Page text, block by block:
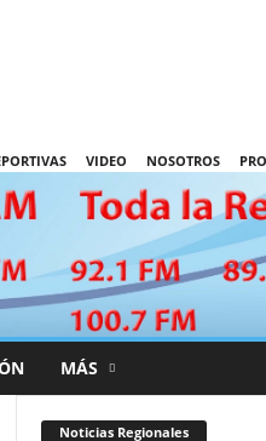
VIDEO NOSOTROS
MÁS
Noticias Regionales